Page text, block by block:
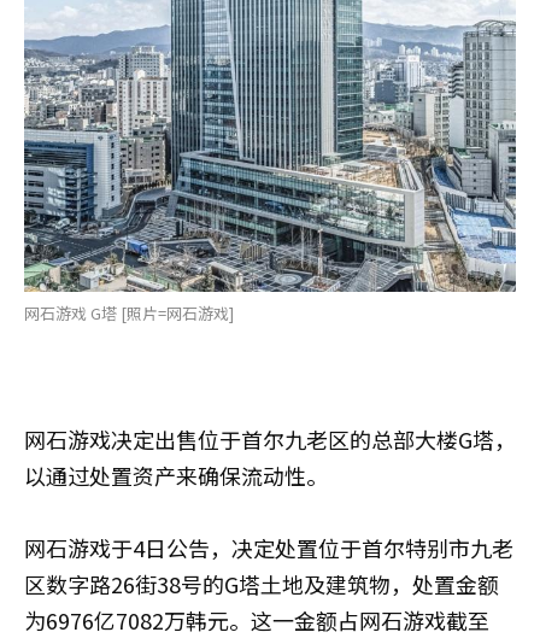
网石游戏 G塔 [照片=网石游戏]
网石游戏决定出售位于首尔九老区的总部大楼G塔，
以通过处置资产来确保流动性。
网石游戏于4日公告，决定处置位于首尔特别市九老
区数字路26街38号的G塔土地及建筑物，处置金额
为6976亿7082万韩元。这一金额占网石游戏截至